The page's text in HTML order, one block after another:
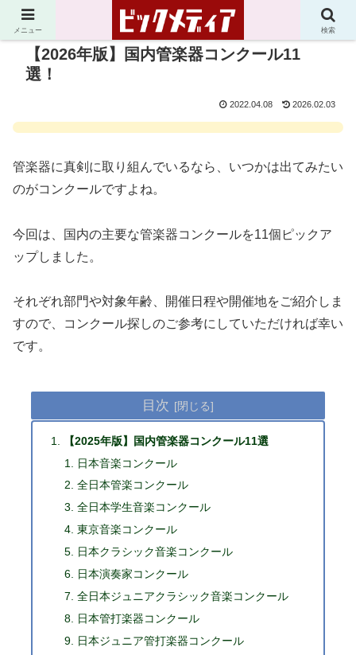
【2026年版】国内管楽器コンクール11
選！
2022.04.08 2026.02.03
管楽器に真剣に取り組んでいるなら、いつかは出てみたい
のがコンクールですよね。
今回は、国内の主要な管楽器コンクールを11個ピックア
ップしました。
それぞれ部門や対象年齢、開催日程や開催地をご紹介しま
すので、コンクール探しのご参考にしていただければ幸い
です。
目次
【2025年版】国内管楽器コンクール11選
日本音楽コンクール
全日本管楽コンクール
全日本学生音楽コンクール
東京音楽コンクール
日本クラシック音楽コンクール
日本演奏家コンクール
全日本ジュニアクラシック音楽コンクール
日本管打楽器コンクール
日本ジュニア管打楽器コンクール
メニュー 検索